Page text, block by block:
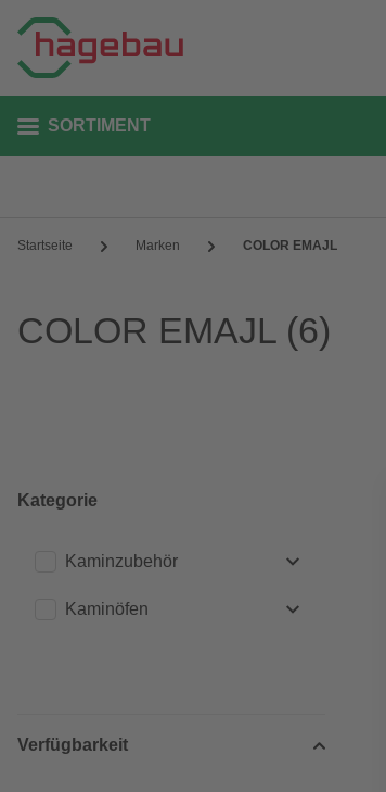
SORTIMENT
Startseite Marken COLOR EMAJL
COLOR EMAJL (6)
Kategorie
Kaminzubehör
Ofenrohre
Kaminöfen
Stahlkaminöfen
Verfügbarkeit